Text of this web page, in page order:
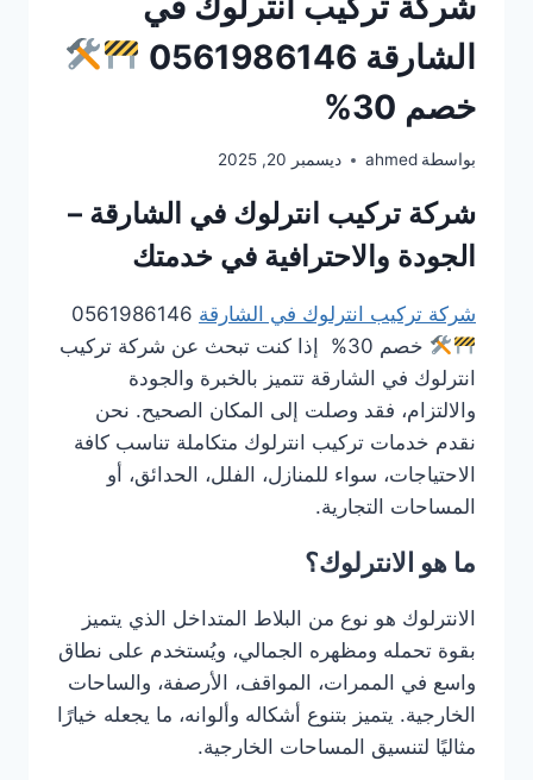
الشارقة 0561986146
خصم 30%
بواسطة ahmed ديسمبر 20, 2025
شركة تركيب انترلوك في الشارقة –
الجودة والاحترافية في خدمتك
شركة تركيب انترلوك في الشارقة
خصم 30% إذا كنت تبحث عن شركة تركيب
انترلوك في الشارقة تتميز بالخبرة والجودة
والالتزام، فقد وصلت إلى المكان الصحيح. نحن
نقدم خدمات تركيب انترلوك متكاملة تناسب كافة
الاحتياجات، سواء للمنازل، الفلل، الحدائق، أو
المساحات التجارية.
ما هو الانترلوك؟
الانترلوك هو نوع من البلاط المتداخل الذي يتميز
بقوة تحمله ومظهره الجمالي، ويُستخدم على نطاق
واسع في الممرات، المواقف، الأرصفة، والساحات
الخارجية. يتميز بتنوع أشكاله وألوانه، ما يجعله خيارًا
مثاليًا لتنسيق المساحات الخارجية.